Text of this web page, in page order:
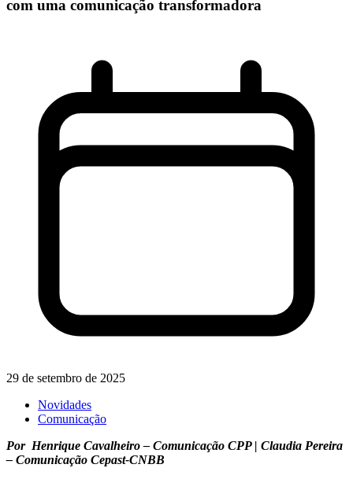
com uma comunicação transformadora
29 de setembro de 2025
Novidades
Comunicação
Por Henrique Cavalheiro – Comunicação CPP | Claudia Pereira
– Comunicação Cepast-CNBB